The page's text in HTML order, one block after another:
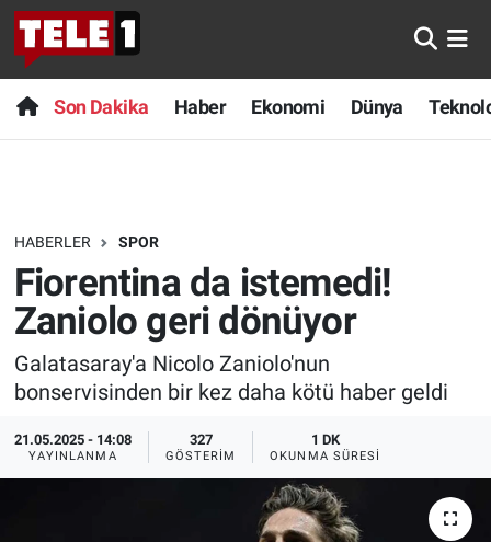
Son Dakika Haber Ekonomi Dünya
HABERLER SPOR
Fiorentina da istemedi!
Zaniolo geri dönüyor
Galatasaray'a Nicolo Zaniolo'nun
bonservisinden bir kez daha kötü haber geldi
21.05.2025 - 14:08
YAYINLANMA
327
GÖSTERIM
1 DK
OKUNMA SÜRESI
Anında Manşet
Başka Sohbetler
Bilim turu
Bilim ve Teknoloji Evreni
Doğa Konuşuyor
Ege Saati
Son Dakika
Haber
Dünya
Teknoloji
Sağlık
Yayın Akışı
Nöbetçi Eczaneler
Hava Durumu
Trafik Durumu
Süper Lig Puan Durumu ve Fikstür
Tüm Manşetler
Haber Arşivi